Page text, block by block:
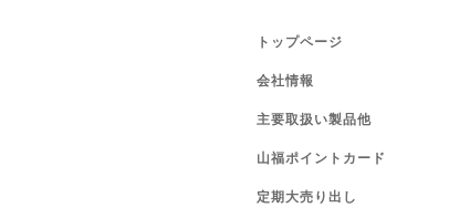
トップページ
会社情報
主要取扱い製品他
山福ポイントカード
定期大売り出し